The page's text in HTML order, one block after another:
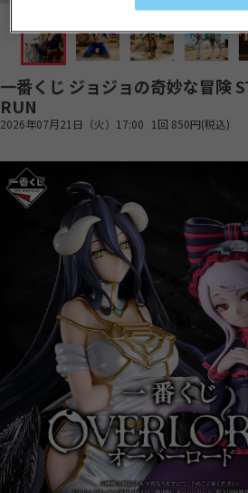
一番くじ ジョジョの奇妙な冒険
RUN
2026年07月21日（火）17:00 1回 850円(税込)